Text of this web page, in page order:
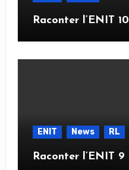
Raconter l’ENIT 10
ENIT News RL
Raconter l’ENIT 9